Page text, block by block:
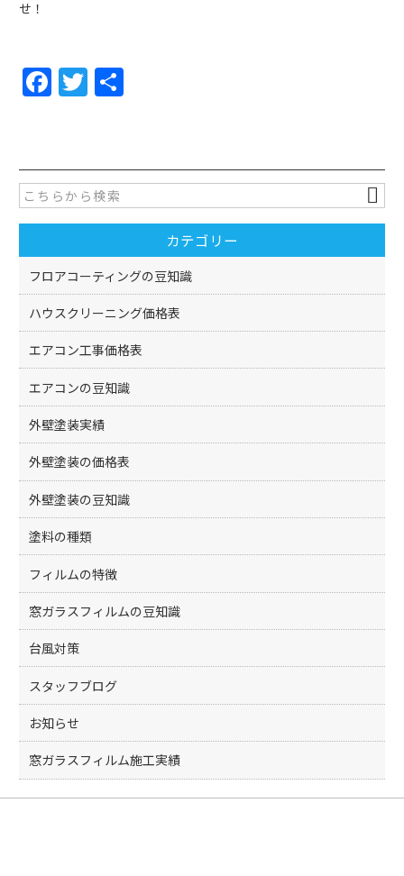
せ！
F
e
b
o
o
k
T
er
カテゴリー
フロアコーティングの豆知識
ハウスクリーニング価格表
エアコン工事価格表
エアコンの豆知識
外壁塗装実績
外壁塗装の価格表
外壁塗装の豆知識
塗料の種類
フィルムの特徴
窓ガラスフィルムの豆知識
台風対策
スタッフブログ
お知らせ
窓ガラスフィルム施工実績